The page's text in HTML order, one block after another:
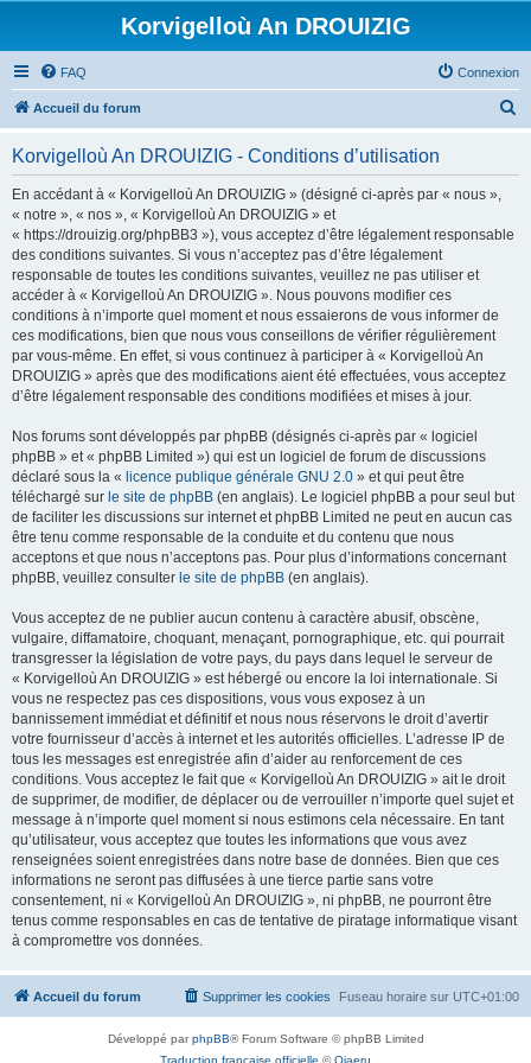
Korvigelloù An DROUIZIG
FAQ Connexion
Accueil du forum
Korvigelloù An DROUIZIG - Conditions d’utilisation
En accédant à « Korvigelloù An DROUIZIG » (désigné ci-après par « nous »,
« notre », « nos », « Korvigelloù An DROUIZIG » et
« https://drouizig.org/phpBB3 »), vous acceptez d’être légalement responsable
des conditions suivantes. Si vous n’acceptez pas d’être légalement
responsable de toutes les conditions suivantes, veuillez ne pas utiliser et
accéder à « Korvigelloù An DROUIZIG ». Nous pouvons modifier ces
conditions à n’importe quel moment et nous essaierons de vous informer de
ces modifications, bien que nous vous conseillons de vérifier régulièrement
par vous-même. En effet, si vous continuez à participer à « Korvigelloù An
DROUIZIG » après que des modifications aient été effectuées, vous acceptez
d’être légalement responsable des conditions modifiées et mises à jour.
Nos forums sont développés par phpBB (désignés ci-après par « logiciel
phpBB » et « phpBB Limited ») qui est un logiciel de forum de discussions
déclaré sous la « licence publique générale GNU 2.0 » et qui peut être
téléchargé sur le site de phpBB (en anglais). Le logiciel phpBB a pour seul but
de faciliter les discussions sur internet et phpBB Limited ne peut en aucun cas
être tenu comme responsable de la conduite et du contenu que nous
acceptons et que nous n’acceptons pas. Pour plus d’informations concernant
phpBB, veuillez consulter le site de phpBB (en anglais).
Vous acceptez de ne publier aucun contenu à caractère abusif, obscène,
vulgaire, diffamatoire, choquant, menaçant, pornographique, etc. qui pourrait
transgresser la législation de votre pays, du pays dans lequel le serveur de
« Korvigelloù An DROUIZIG » est hébergé ou encore la loi internationale. Si
vous ne respectez pas ces dispositions, vous vous exposez à un
bannissement immédiat et définitif et nous nous réservons le droit d’avertir
votre fournisseur d’accès à internet et les autorités officielles. L’adresse IP de
tous les messages est enregistrée afin d’aider au renforcement de ces
conditions. Vous acceptez le fait que « Korvigelloù An DROUIZIG » ait le droit
de supprimer, de modifier, de déplacer ou de verrouiller n’importe quel sujet et
message à n’importe quel moment si nous estimons cela nécessaire. En tant
qu’utilisateur, vous acceptez que toutes les informations que vous avez
renseignées soient enregistrées dans notre base de données. Bien que ces
informations ne seront pas diffusées à une tierce partie sans votre
consentement, ni « Korvigelloù An DROUIZIG », ni phpBB, ne pourront être
tenus comme responsables en cas de tentative de piratage informatique visant
à compromettre vos données.
Accueil du forum Fuseau horaire sur UTC+01:00
Supprimer les cookies
Développé parphpBB® Forum Software © phpBB Limited
Traduction française officielle ©Qiaeru